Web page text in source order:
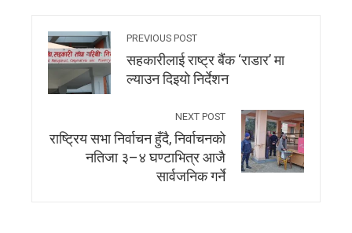
PREVIOUS POST
सहकारीलाई राष्ट्र बैंक ‘राडार’ मा
ल्याउन दिइयाे निर्देशन
NEXT POST
राष्ट्रिय सभा निर्वाचन हुँदै, निर्वाचनको
नतिजा ३–४ घण्टाभित्र आजै
सार्वजनिक गर्ने